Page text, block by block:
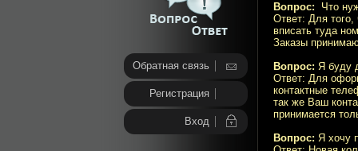
Обратная связь
Регистрация
Вход
Вопрос: Что
Ответ: Для того,
вписать туда
Заказы
Вопрос: Я буду
Ответ: Для
контактные
так же Ваш
принимается
Вопрос: Я хочу